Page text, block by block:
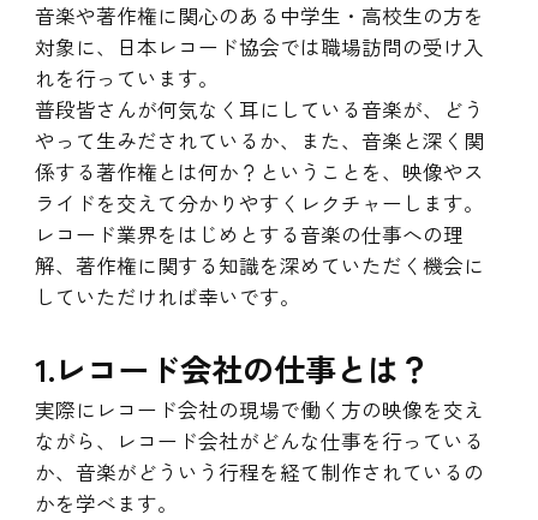
音楽や著作権に関心のある中学生・高校生の方を
対象に、日本レコード協会では職場訪問の受け入
れを行っています。
普段皆さんが何気なく耳にしている音楽が、どう
やって生みだされているか、また、音楽と深く関
係する著作権とは何か？ということを、映像やス
ライドを交えて分かりやすくレクチャーします。
レコード業界をはじめとする音楽の仕事への理
解、著作権に関する知識を深めていただく機会に
していただければ幸いです。
1.レコード会社の仕事とは？
実際にレコード会社の現場で働く方の映像を交え
ながら、レコード会社がどんな仕事を行っている
か、音楽がどういう行程を経て制作されているの
かを学べます。